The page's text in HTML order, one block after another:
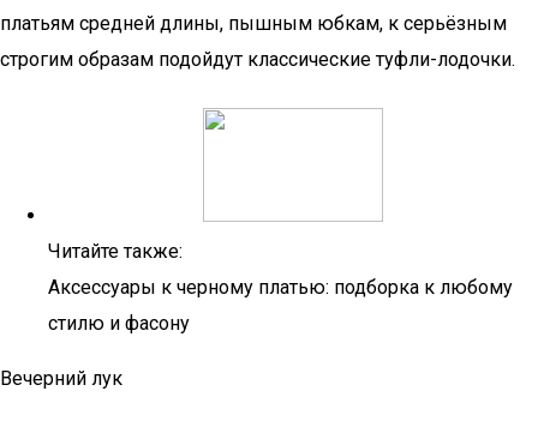
платьям средней длины, пышным юбкам, к серьёзным
строгим образам подойдут классические туфли-лодочки.
Читайте также:
Аксессуары к черному платью: подборка к любому
стилю и фасону
Вечерний лук